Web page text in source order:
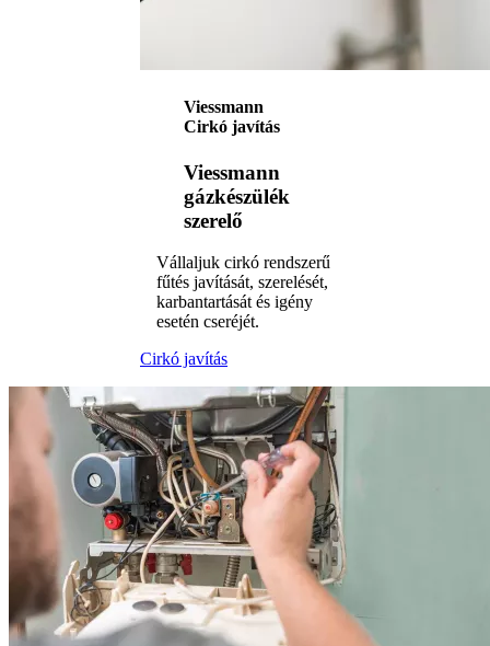
Viessmann
Cirkó javítás
Viessmann
gázkészülék
szerelő
Vállaljuk cirkó rendszerű
fűtés javítását, szerelését,
karbantartását és igény
esetén cseréjét.
Cirkó javítás